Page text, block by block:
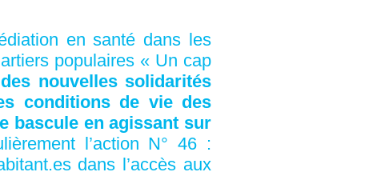
en santé dans les
populaires « Un cap
nouvelles solidarités
conditions de vie des
bascule en agissant sur
l’action N° 46 :
dans l’accès aux